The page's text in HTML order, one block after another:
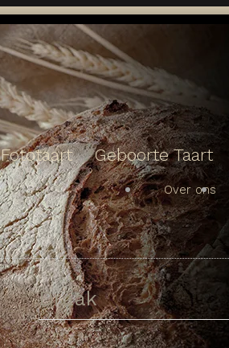
Over ons
Fototaart Geboorte Taart
Draak